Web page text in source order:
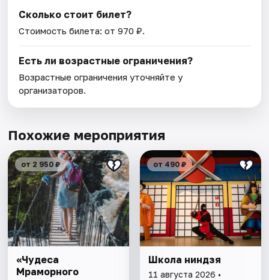
Сколько стоит билет?
Стоимость билета: от 970 ₽.
Есть ли возрастные ограничения?
Возрастные ограничения уточняйте у
организаторов.
Похожие мероприятия
от 2 950 ₽
«Чудеса
Мраморного
от 490 ₽
Школа ниндзя
11 августа 2026 •